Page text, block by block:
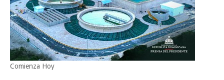
Comienza Hoy